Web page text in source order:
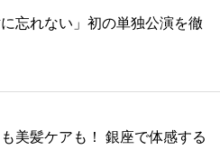
忘れない」初の単独公演を徹
も美髪ケアも！ 銀座で体感する